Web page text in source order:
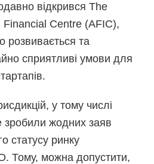
відкрився The
Centre (AFIC),
розвивається та
сприятливі умови для
у тому числі
зробили жодних заяв
статусу ринку
Тому, можна допустити,